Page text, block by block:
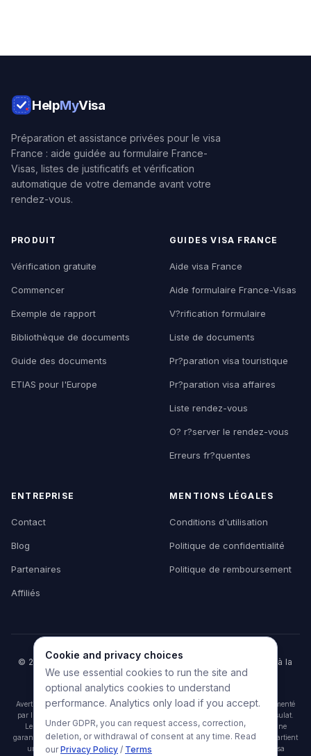
Cookie and privacy choices
We use essential cookies to run the site and
optional analytics cookies to understand
performance. Analytics only load if you accept.
Under GDPR, you can request access, correction,
deletion, or withdrawal of consent at any time. Read
our Privacy Policy / Terms
HelpMyVisa
Préparation et assistance privées pour le visa
France : aide guidée au formulaire France-
Visas, listes de justificatifs et vérification
automatique de votre demande avant votre
rendez-vous.
PRODUIT
Vérification gratuite
Commencer
Exemple de rapport
Bibliothèque de documents
Guide des documents
ETIAS pour l'Europe
GUIDES VISA FRANCE
Aide visa France
Aide formulaire France-Visas
V?rification formulaire
Liste de documents
Pr?paration visa touristique
Pr?paration visa affaires
Liste rendez-vous
O? r?server le rendez-vous
Erreurs fr?quentes
ENTREPRISE
Contact
Blog
Partenaires
Affiliés
MENTIONS LÉGALES
Conditions d'utilisation
Politique de confidentialité
Politique de remboursement
© 2026 HelpMyVisa. Tous droits réservés. Outil privé d'aide à la
préparation de dossier — non affilié à un organisme
gouvernemental.
Avertissement : HelpMyVisa est un outil privé de préparation de documents alimenté
par l'IA. Il n'est affilié à aucune agence gouvernementale, ambassade ou consulat.
Les résultats d'analyse sont des pré-vérifications indicatives uniquement et ne
garantissent ni l'approbation ni le refus du visa. La décision finale de visa appartient
uniquement à l'autorité consulaire ou d'immigration compétente. HelpMyVisa